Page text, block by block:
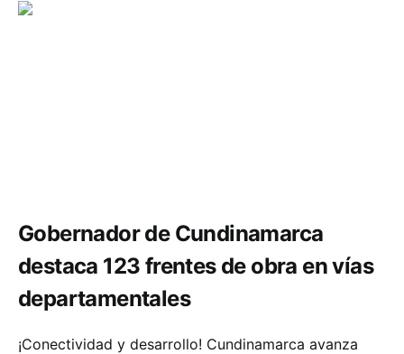
Gobernador de Cundinamarca
destaca 123 frentes de obra en vías
departamentales
¡Conectividad y desarrollo! Cundinamarca avanza